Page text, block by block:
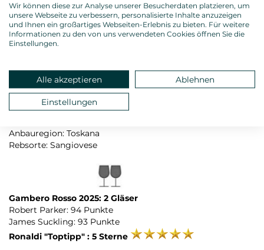
Rotwein, trocken
Anbau: biologisch, ÖKO-Kontrollnummer: IT-BIO-006
Gesamtsäure: 5,78 g/l
Restzucker: 0,10 g/l
Allergenhinweis: enthält Sulfite
Verschluss: Naturkorken
Anbauregion: Toskana
Rebsorte: Sangiovese
Gambero Rosso 2025: 2 Gläser
Robert Parker: 94 Punkte
James Suckling: 93 Punkte
Ronaldi "Toptipp" : 5 Sterne
Wir können diese zur Analyse unserer Besucherdaten platzieren, um
unsere Webseite zu verbessern, personalisierte Inhalte anzuzeigen
und Ihnen ein großartiges Webseiten-Erlebnis zu bieten. Für weitere
Informationen zu den von uns verwendeten Cookies öffnen Sie die
Einstellungen.
Alle akzeptieren Ablehnen
Einstellungen